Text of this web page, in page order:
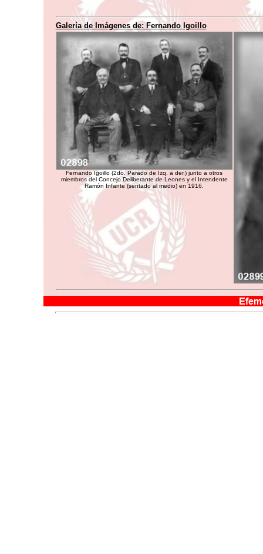
Galería de Imágenes de: Fernando Igoillo
Fernando Igoillo (2do. Parado de Izq. a der.) junto a otros
miembros del Concejo Deliberante de Leones y el Intendente
Ramón Infante (sentado al medio) en 1916.